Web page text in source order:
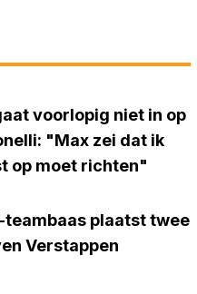
voorlopig niet in op
"Max zei dat ik
op moet richten"
teambaas plaatst twee
Verstappen